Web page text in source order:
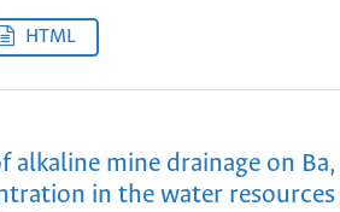
HTML
alkaline mine drainage on Ba,
in the water